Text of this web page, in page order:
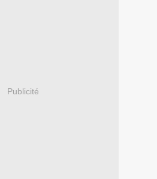
Publicité